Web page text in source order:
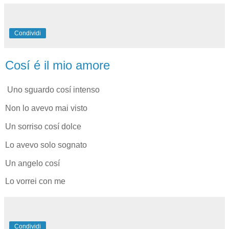
Condividi
Cosí é il mio amore
Uno sguardo cosí intenso
Non lo avevo mai visto
Un sorriso cosí dolce
Lo avevo solo sognato
Un angelo cosí
Lo vorrei con me
Condividi